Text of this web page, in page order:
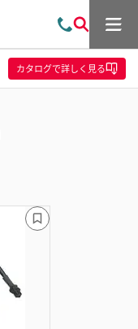
問
い
合
わ
索
メ
ュ
ー
カタログで詳しく見る
ブ
ッ